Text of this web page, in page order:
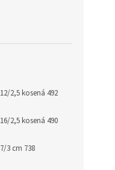
2,5 kosená 492
2,5 kosená 490
3 cm 738